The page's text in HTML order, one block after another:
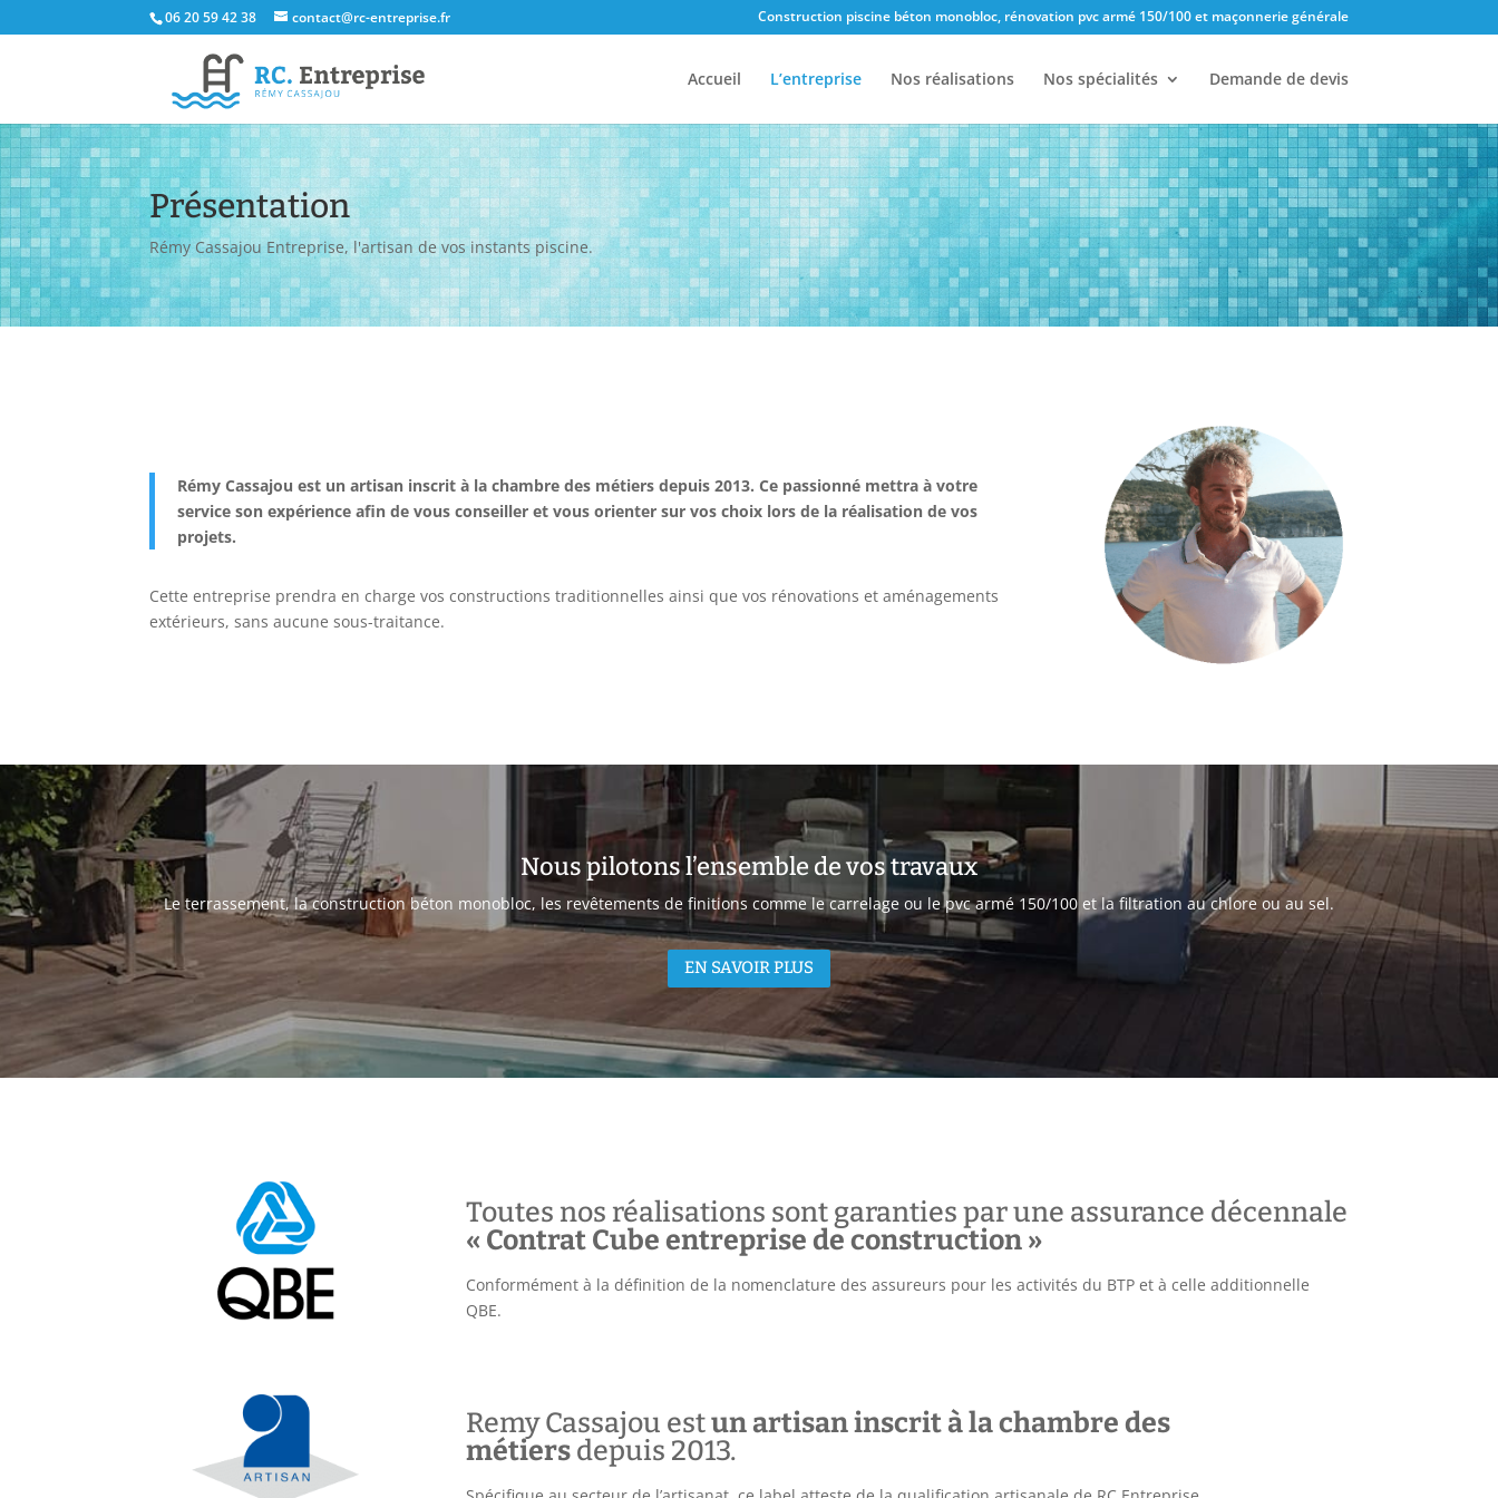
06 20 59 42 38 contact@rc-entreprise.fr Construction piscine béton monobloc, rénovation pvc armé 150/100 et maçonnerie générale
Accueil L’entreprise Nos réalisations Nos spécialités Demande de devis
Présentation
Rémy Cassajou Entreprise, l'artisan de vos instants piscine.
Rémy Cassajou est un artisan inscrit à la chambre des métiers depuis 2013. Ce passionné mettra à votre
service son expérience afin de vous conseiller et vous orienter sur vos choix lors de la réalisation de vos
projets.
Cette entreprise prendra en charge vos constructions traditionnelles ainsi que vos rénovations et aménagements
extérieurs, sans aucune sous-traitance.
Nous pilotons l’ensemble de vos travaux
Le terrassement, la construction béton monobloc, les revêtements de finitions comme le carrelage ou le pvc armé 150/100 et la filtration au chlore ou au sel.
EN SAVOIR PLUS
Toutes nos réalisations sont garanties par une assurance décennale
« Contrat Cube entreprise de construction »
Conformément à la définition de la nomenclature des assureurs pour les activités du BTP et à celle additionnelle
QBE.
Remy Cassajou estun artisan inscrit à la chambre des
métiersdepuis 2013.